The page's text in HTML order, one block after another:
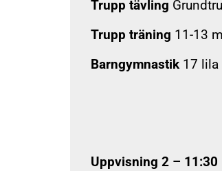
Trupp tävling
Trupp träning 11-13
Barngymnastik 17 lila
Uppvisning 2 – 11:30